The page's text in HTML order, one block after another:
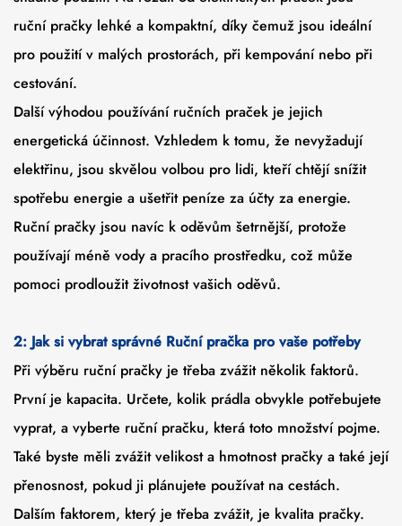
ruční pračky lehké a kompaktní, díky čemuž jsou ideální
pro použití v malých prostorách, při kempování nebo při
cestování.
Další výhodou používání ručních praček je jejich
energetická účinnost. Vzhledem k tomu, že nevyžadují
elektřinu, jsou skvělou volbou pro lidi, kteří chtějí snížit
spotřebu energie a ušetřit peníze za účty za energie.
Ruční pračky jsou navíc k oděvům šetrnější, protože
používají méně vody a pracího prostředku, což může
pomoci prodloužit životnost vašich oděvů.
2: Jak si vybrat správné Ruční pračka pro vaše potřeby
Při výběru ruční pračky je třeba zvážit několik faktorů.
První je kapacita. Určete, kolik prádla obvykle potřebujete
vyprat, a vyberte ruční pračku, která toto množství pojme.
Také byste měli zvážit velikost a hmotnost pračky a také její
přenosnost, pokud ji plánujete používat na cestách.
Dalším faktorem, který je třeba zvážit, je kvalita pračky.